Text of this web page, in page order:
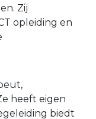
Zij
opleiding en
heeft eigen
biedt